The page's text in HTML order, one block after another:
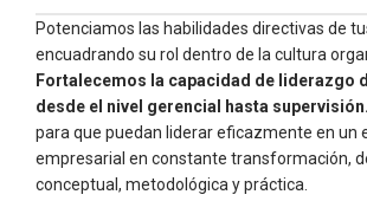
Potenciamos las habilidades directivas de
encuadrando su rol dentro de la cultura
Fortalecemos la capacidad de liderazgo
desde el nivel gerencial hasta supervisión.
para que puedan liderar eficazmente en un
empresarial en constante transformación,
conceptual, metodológica y práctica.
1
2
3
4